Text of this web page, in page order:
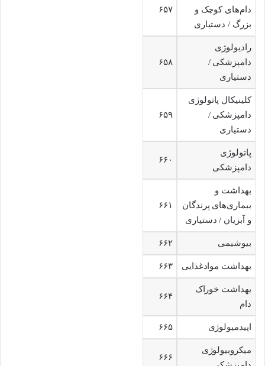
دام‌های کوچک و
بزرگ / دستیاری
۶۵۷
رادیولوژی
دامپزشکی /
دستیاری
۶۵۸
کلینیکال پاتولوژی
دامپزشکی /
دستیاری
۶۵۹
پاتولوژی
دامپزشکی
۶۶۰
بهداشت و
بیماری‌های پرندگان
و آبزیان / دستیاری
۶۶۱
بیوشیمی ۶۶۲
بهداشت موادغذایی ۶۶۳
بهداشت خوراک
دام
۶۶۴
اپیدمیولوژی ۶۶۵
میکروبیولوژی
۶۶۶